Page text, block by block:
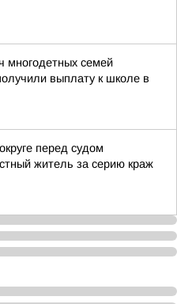
многодетных семей
выплату к школе в
перед судом
житель за серию краж